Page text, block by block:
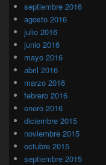
septiembre 2016
agosto 2016
julio 2016
junio 2016
mayo 2016
abril 2016
marzo 2016
febrero 2016
enero 2016
diciembre 2015
noviembre 2015
octubre 2015
septiembre 2015